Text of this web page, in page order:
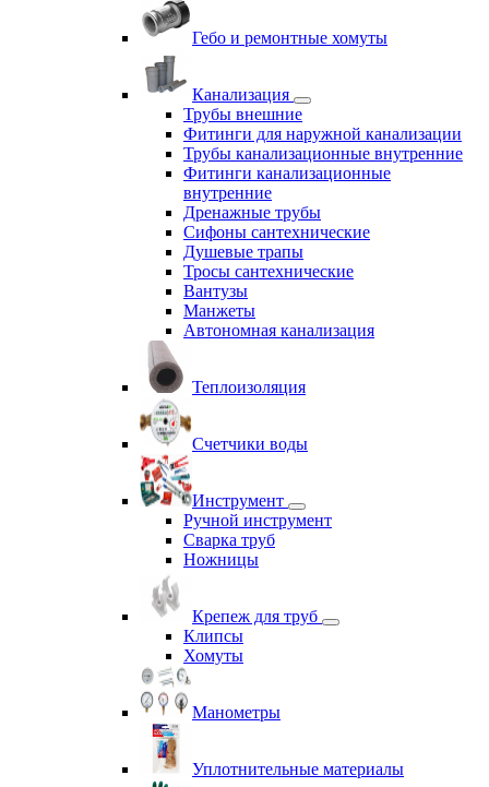
Гебо и ремонтные хомуты
Канализация
Трубы внешние
Фитинги для наружной канализации
Трубы канализационные внутренние
Фитинги канализационные
внутренние
Дренажные трубы
Сифоны сантехнические
Душевые трапы
Тросы сантехнические
Вантузы
Манжеты
Автономная канализация
Теплоизоляция
Счетчики воды
Инструмент
Ручной инструмент
Сварка труб
Ножницы
Крепеж для труб
Клипсы
Хомуты
Манометры
Уплотнительные материалы